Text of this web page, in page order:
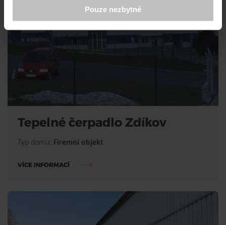
Pouze nezbytné
Tepelné čerpadlo Zdíkov
Typ domu: Firemní objekt
VÍCE INFORMACÍ